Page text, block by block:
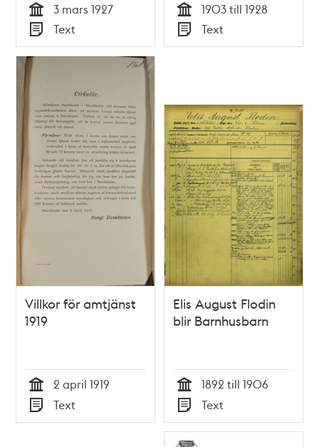
Tid
3 mars 1927
Typ
Text Tid
1903 till 1928
Typ
Text
Villkor för amtjänst
1919
Tid
2 april 1919
Typ
Text
Elis August Flodin
blir Barnhusbarn
Tid
1892 till 1906
Typ
Text